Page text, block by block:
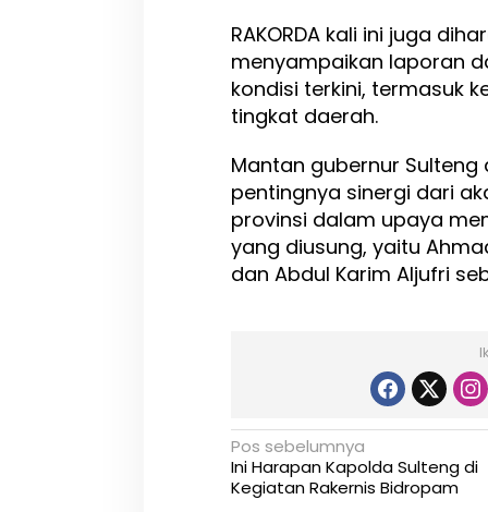
t
a
i
d
i
u
a
t
k
a
n
M
g
k
a
A
A
RAKORDA kali ini juga
menyampaikan laporan
kondisi terkini, termasuk
tingkat daerah.
Mantan gubernur
pentingnya sinergi dari
provinsi dalam upaya
yang diusung, yaitu
dan Abdul Karim Aljufri
N
a
Pos sebelumnya
Ini Harapan Kapolda Sulteng di
Kegiatan Rakernis Bidropam